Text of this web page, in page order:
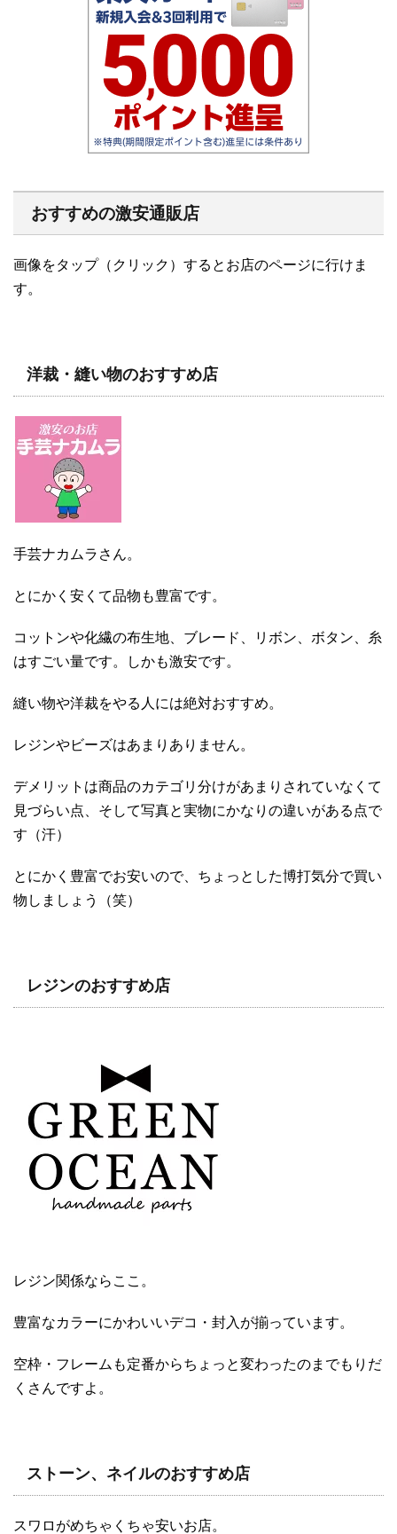
おすすめの激安通販店
画像をタップ（クリック）するとお店のページに行けま
す。
洋裁・縫い物のおすすめ店
手芸ナカムラさん。
とにかく安くて品物も豊富です。
コットンや化繊の布生地、ブレード、リボン、ボタン、糸
はすごい量です。しかも激安です。
縫い物や洋裁をやる人には絶対おすすめ。
レジンやビーズはあまりありません。
デメリットは商品のカテゴリ分けがあまりされていなくて
見づらい点、そして写真と実物にかなりの違いがある点で
す（汗）
とにかく豊富でお安いので、ちょっとした博打気分で買い
物しましょう（笑）
レジンのおすすめ店
レジン関係ならここ。
豊富なカラーにかわいいデコ・封入が揃っています。
空枠・フレームも定番からちょっと変わったのまでもりだ
くさんですよ。
ストーン、ネイルのおすすめ店
スワロがめちゃくちゃ安いお店。